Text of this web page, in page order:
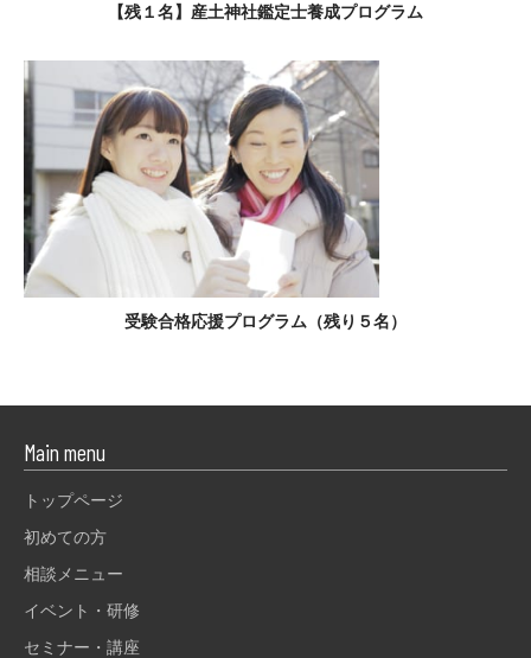
【残１名】産土神社鑑定士養成プログラム
受験合格応援プログラム（残り５名）
Main menu
トップページ
初めての方
相談メニュー
イベント・研修
セミナー・講座